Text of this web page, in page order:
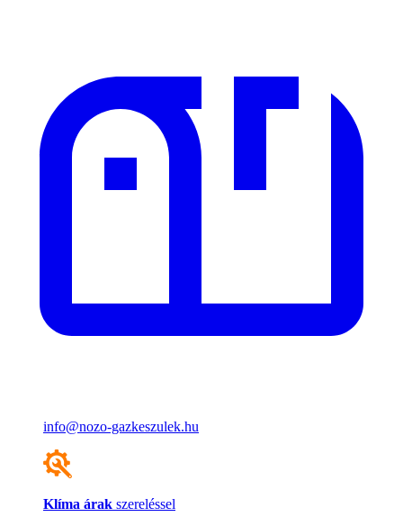
info@nozo-gazkeszulek.hu
Klíma árak szereléssel